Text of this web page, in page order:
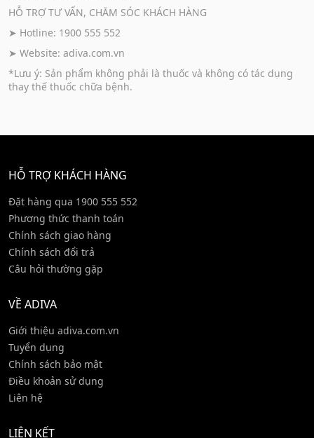
HỖ TRỢ TƯ VẤN, CHĂM SÓC KHÁCH HÀNG
➤ Hotline: 1900 555 552
➤ Website: adiva.com.vn
*Lưu ý: Sản phẩm không phải là thuốc và không có tác dụng
thay thế thuốc chữa bệnh.
HỖ TRỢ KHÁCH HÀNG
Đặt hàng qua 1900 555 552
Phương thức thanh toán
Chính sách giao hàng
Chính sách đổi trả
Câu hỏi thường gặp
VỀ ADIVA
Giới thiệu adiva.com.vn
Tuyển dụng
Chính sách bảo mật
Điều khoản sử dụng
Liên hệ
LIÊN KẾT